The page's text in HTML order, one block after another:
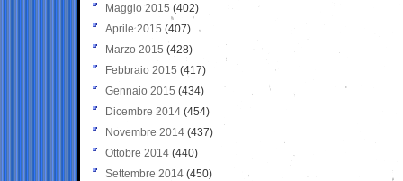
Maggio 2015 (402)
Aprile 2015 (407)
Marzo 2015 (428)
Febbraio 2015 (417)
Gennaio 2015 (434)
Dicembre 2014 (454)
Novembre 2014 (437)
Ottobre 2014 (440)
Settembre 2014 (450)